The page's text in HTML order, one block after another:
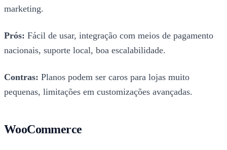
marketing.
Prós: Fácil de usar, integração com meios de pagamento
nacionais, suporte local, boa escalabilidade.
Contras: Planos podem ser caros para lojas muito
pequenas, limitações em customizações avançadas.
WooCommerce